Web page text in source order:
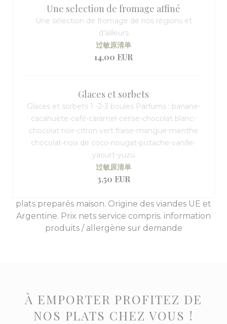
Une selection de fromage affiné
Une sélection de fromage de nos régions et
d’ailleurs
过敏原清单
14,00 EUR
Glaces et sorbets
Glaces et sorbets 1 -2-3 boules Parfums : banane-
cacahuète-café-caramel-cerise-chocolat blanc-
chocolat noir-citron vert fraise-mangue-menthe
chocolat-noix de coco-nougat-pistache-vanille-
yaourt-yuzu
过敏原清单
3,50 EUR
plats preparés maison. Origine des viandes UE et
Argentine. Prix nets service compris. information
produits / allergène sur demande
À EMPORTER PROFITEZ DE
NOS PLATS CHEZ VOUS !